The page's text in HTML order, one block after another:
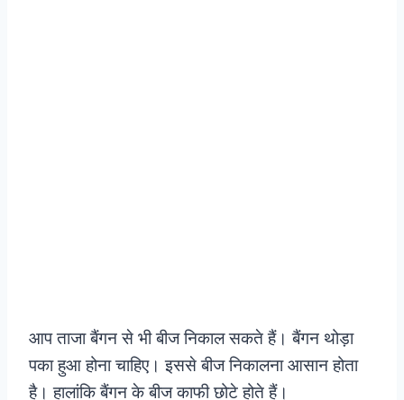
आप ताजा बैंगन से भी बीज निकाल सकते हैं। बैंगन थोड़ा
पका हुआ होना चाहिए। इससे बीज निकालना आसान होता
है। हालांकि बैंगन के बीज काफी छोटे होते हैं।